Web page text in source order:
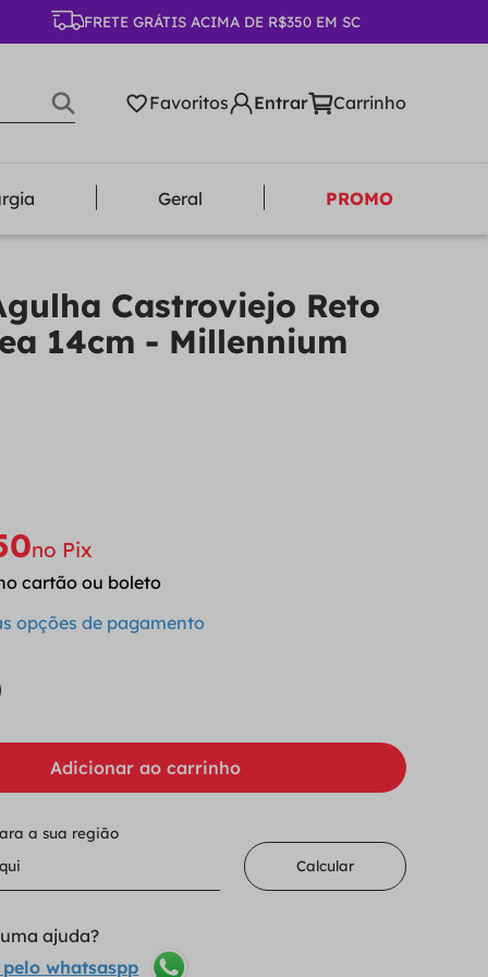
FRETE GRÁTIS ACIMA DE R$350 EM SC
Favoritos
Geral PROMO
Castroviejo Reto
14cm - Millennium
no Pix
cartão ou boleto
opções de pagamento
Adicionar ao carrinho
a sua região
Calcular
ajuda?
whatsaspp